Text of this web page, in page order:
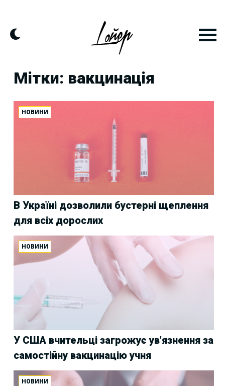
content
Мітки: вакцинація
НОВИНИ
В Україні дозволили бустерні щеплення
для всіх дорослих
НОВИНИ
У США вчительці загрожує ув’язнення за
самостійну вакцинацію учня
НОВИНИ